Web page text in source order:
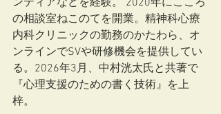
ンティアなどを経験。 2020年にこころ
の相談室ねこのてを開業。精神科心療
内科クリニックの勤務のかたわら、オ
ンラインでSVや研修機会を提供してい
る。2026年3月、中村洸太氏と共著で
『心理支援のための書く技術』を上
梓。